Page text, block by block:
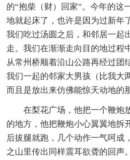
的“抱柴（财）回家”。今年的这
地就起床了，也许是因为过新年
我们吃过汤圆之后，和邻居一起
走。我们在渐渐走向目的地过程
从常州桥顺着沿山公路再经过团
我们一起的邻家大男孩（比我大
而且是放出来仿佛能惊天动地的
在梨花广场，他把一个鞭炮
的地方，他把鞭炮小心翼翼地拆
后拔腿就跑，几个动作一气呵成
之山里传出同样震耳欲聋的回声